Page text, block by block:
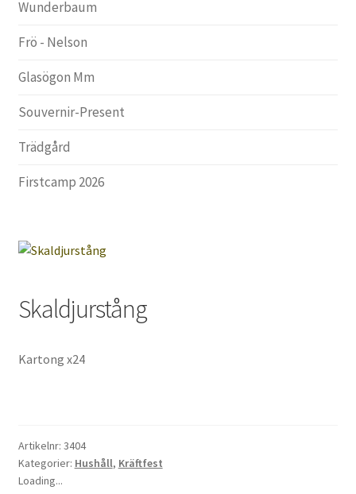
Skaldjurstång
Kartong x24
Artikelnr: 3404
Kategorier: Hushåll, Kräftfest
Loading...
Wunderbaum
Frö - Nelson
Glasögon Mm
Souvernir-Present
Trädgård
Firstcamp 2026